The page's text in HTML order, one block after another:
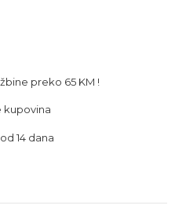
preko 65 KM !
kupovina
14 dana